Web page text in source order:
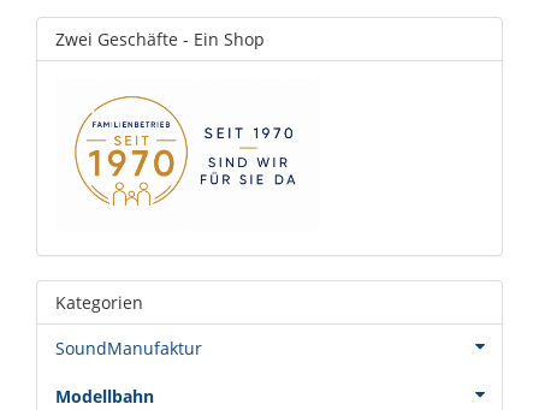
Zwei Geschäfte - Ein Shop
Kategorien
SoundManufaktur
Modellbahn